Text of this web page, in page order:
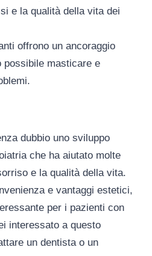
e la qualità della vita dei
offrono un ancoraggio
possibile masticare e
dubbio uno sviluppo
che ha aiutato molte
e la qualità della vita.
e vantaggi estetici,
per i pazienti con
interessato a questo
un dentista o un